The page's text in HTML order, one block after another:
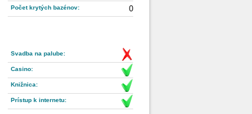
Počet krytých bazénov: 0
Svadba na palube:
Casino:
Knižnica:
Prístup k internetu: